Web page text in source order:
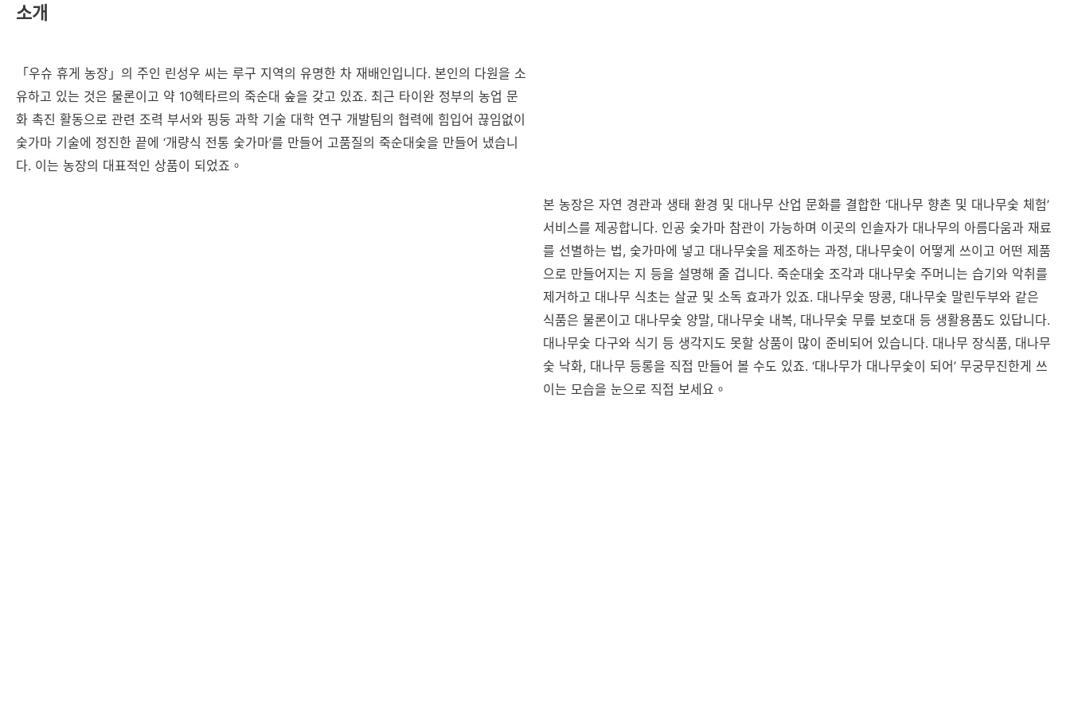
소개
「우슈 휴게 농장」의 주인 린성우 씨는 루구 지역의 유명한 차 재배인입니다. 본인의 다원을 소
유하고 있는 것은 물론이고 약 10헥타르의 죽순대 숲을 갖고 있죠. 최근 타이완 정부의 농업 문
화 촉진 활동으로 관련 조력 부서와 핑둥 과학 기술 대학 연구 개발팀의 협력에 힘입어 끊임없이
숯가마 기술에 정진한 끝에 ‘개량식 전통 숯가마’를 만들어 고품질의 죽순대숯을 만들어 냈습니
다. 이는 농장의 대표적인 상품이 되었죠。
본 농장은 자연 경관과 생태 환경 및 대나무 산업 문화를 결합한 ‘대나무 향촌 및 대나무숯 체험’
서비스를 제공합니다. 인공 숯가마 참관이 가능하며 이곳의 인솔자가 대나무의 아름다움과 재료
를 선별하는 법, 숯가마에 넣고 대나무숯을 제조하는 과정, 대나무숯이 어떻게 쓰이고 어떤 제품
으로 만들어지는 지 등을 설명해 줄 겁니다. 죽순대숯 조각과 대나무숯 주머니는 습기와 악취를
제거하고 대나무 식초는 살균 및 소독 효과가 있죠. 대나무숯 땅콩, 대나무숯 말린두부와 같은
식품은 물론이고 대나무숯 양말, 대나무숯 내복, 대나무숯 무릎 보호대 등 생활용품도 있답니다.
대나무숯 다구와 식기 등 생각지도 못할 상품이 많이 준비되어 있습니다. 대나무 장식품, 대나무
숯 낙화, 대나무 등롱을 직접 만들어 볼 수도 있죠. ‘대나무가 대나무숯이 되어’ 무궁무진한게 쓰
이는 모습을 눈으로 직접 보세요。